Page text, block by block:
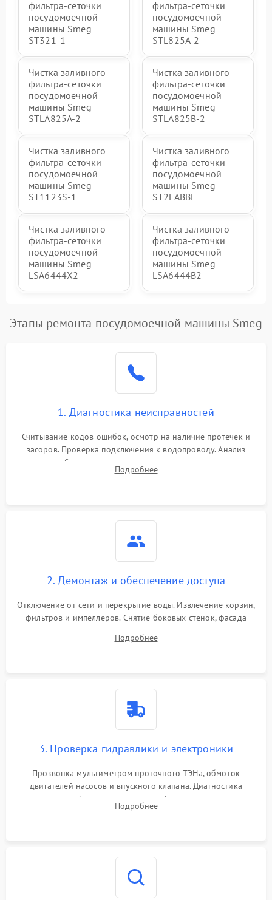
фильтра-сеточки
посудомоечной
машины Smeg
ST321-1
фильтра-сеточки
посудомоечной
машины Smeg
STL825A-2
Чистка заливного
фильтра-сеточки
посудомоечной
машины Smeg
STLA825A-2
Чистка заливного
фильтра-сеточки
посудомоечной
машины Smeg
STLA825B-2
Чистка заливного
фильтра-сеточки
посудомоечной
машины Smeg
ST1123S-1
Чистка заливного
фильтра-сеточки
посудомоечной
машины Smeg
ST2FABBL
Чистка заливного
фильтра-сеточки
посудомоечной
машины Smeg
LSA6444X2
Чистка заливного
фильтра-сеточки
посудомоечной
машины Smeg
LSA6444B2
Этапы ремонта посудомоечной машины Smeg
1. Диагностика неисправностей
Считывание кодов ошибок, осмотр на наличие протечек и
засоров. Проверка подключения к водопроводу. Анализ
жалоб на отсутствие слива, нагрева, вращения
разбрызгивателей или срабатывание системы защиты
Подробнее
2. Демонтаж и обеспечение доступа
Отключение от сети и перекрытие воды. Извлечение корзин,
фильтров и импеллеров. Снятие боковых стенок, фасада
циркуляционному насосу, ТЭНу и сливной помпе.
Подробнее
3. Проверка гидравлики и электроники
Прозвонка мультиметром проточного ТЭНа, обмоток
двигателей насосов и впускного клапана. Диагностика
прессостата (датчика уровня воды), датчика мутности,
концевика дверцы и электронного модуля управления.
Подробнее